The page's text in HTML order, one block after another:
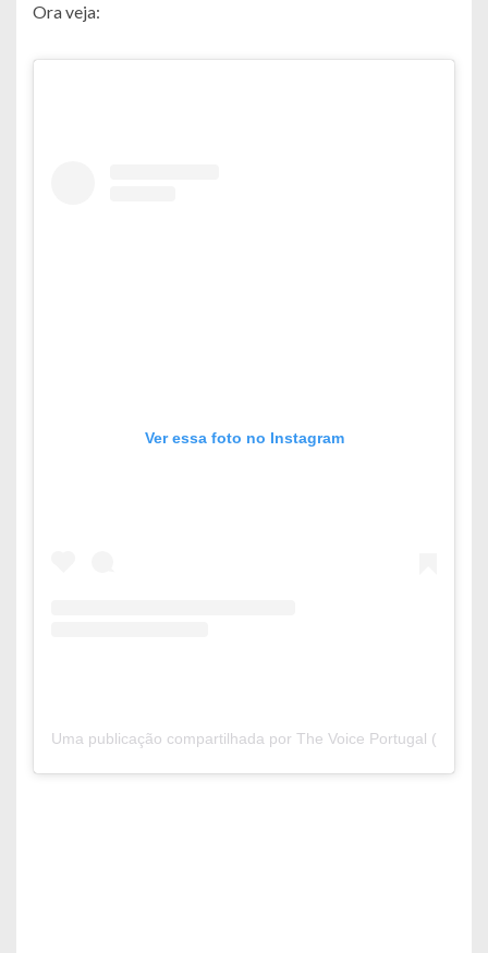
Ora veja:
Ver essa foto no Instagram
Uma publicação compartilhada por The Voice Portugal